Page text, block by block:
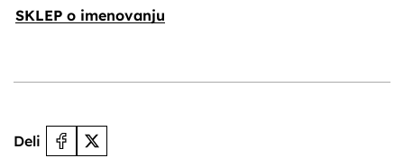
SKLEP o imenovanju
Deli